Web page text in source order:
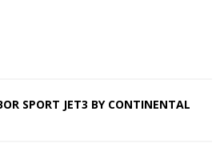
SPORT JET3 BY CONTINENTAL